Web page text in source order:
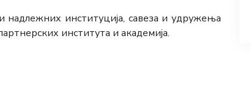
надлежних институција, савеза и удружења
института и академија.